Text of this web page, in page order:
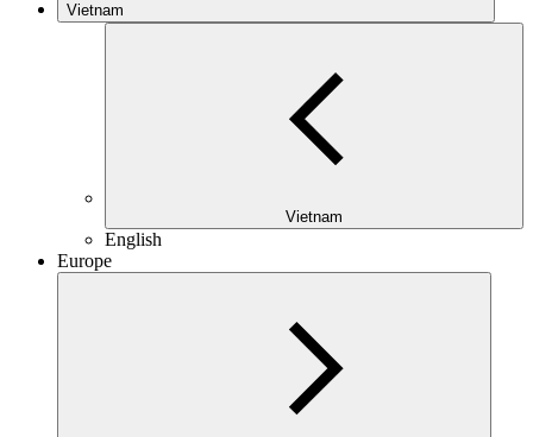
Vietnam
Vietnam
English
Europe